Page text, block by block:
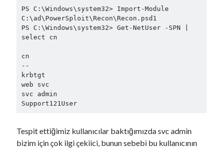
OSCP cheat sheet3
Tmux cheat sheet2
Vi cheat sheet
JS Deobfuscate
Neler Hakkında Yazmışım?
Active Directory
Android(37)
Android Security(7)
AWS Pentesting(4)
Buffer Overflow(6)
PS C:\Windows\system32> Import-Module
C:\ad\PowerSploit\Recon\Recon.psd1
PS C:\Windows\system32> Get-NetUser -SPN |
select cn
cn
--
krbtgt
web svc
svc admin
Support121User
Tespit ettiğimiz kullanıcılar baktığımızda svc admin
bizim için çok ilgi çekiici, bunun sebebi bu kullanıcının